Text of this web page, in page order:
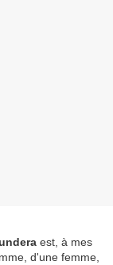
est, à mes
d'une femme,